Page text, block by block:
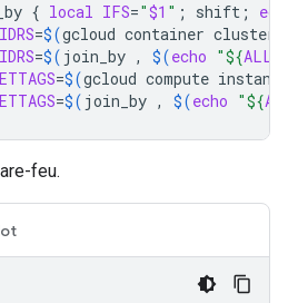
{ local IFS="$1 " ; shift ;
=$(gcloud container clusters
=$( join_by , $(echo "${
=$(gcloud compute
=$( join_by , $(echo "${
feu.